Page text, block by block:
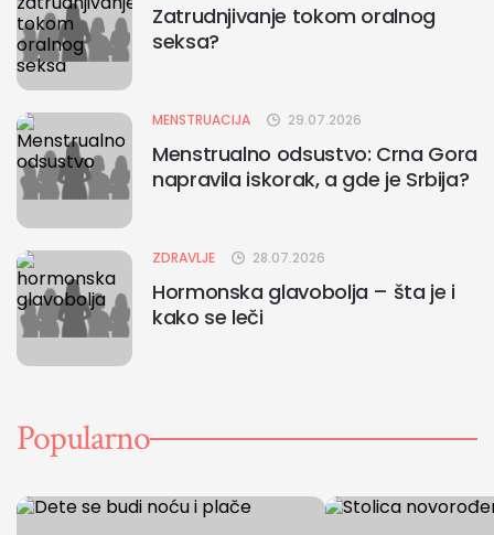
Zatrudnjivanje tokom oralnog
seksa?
MENSTRUACIJA 29.07.2026
Menstrualno odsustvo: Crna Gora
napravila iskorak, a gde je Srbija?
ZDRAVLJE 28.07.2026
Hormonska glavobolja – šta je i
kako se leči
Popularno